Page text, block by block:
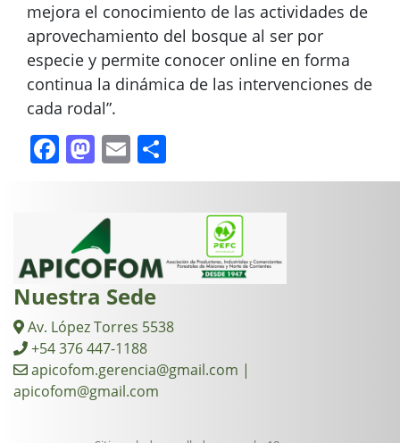
mejora el conocimiento de las actividades de
aprovechamiento del bosque al ser por
especie y permite conocer online en forma
continua la dinámica de las intervenciones de
cada rodal”.
Facebook
Mastodon
Email
Nuestra Sede
Av. López Torres 5538
+54 376 447-1188
apicofom.gerencia@gmail.com |
apicofom@gmail.com